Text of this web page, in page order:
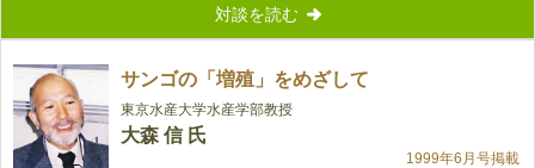
対談を読む
サンゴの「増殖」をめざして
東京水産大学水産学部教授
大森 信 氏
1999年6月号掲載